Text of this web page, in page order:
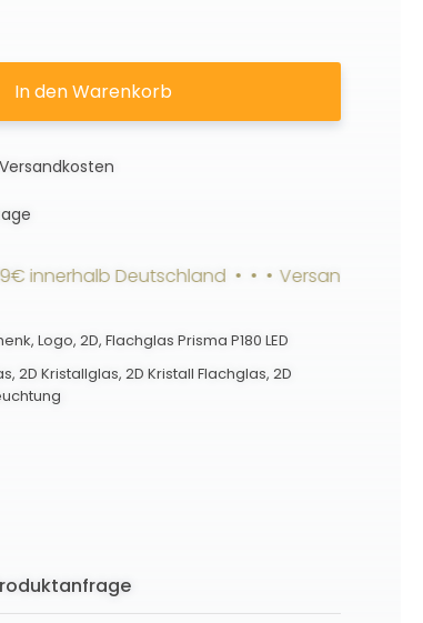
In den Warenkorb
Versandkosten
Deutschland • • • Versandkostenfrei
, Logo, 2D, Flachglas Prisma P180 LED
, 2D Kristallglas, 2D Kristall Flachglas, 2D